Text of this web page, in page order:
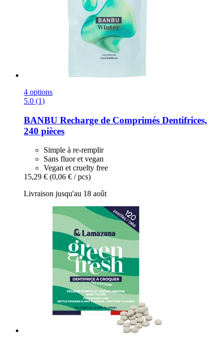
4 options
5.0 (1)
BANBU Recharge de Comprimés Dentifrices,
240 pièces
Simple à re-remplir
Sans fluor et vegan
Vegan et cruelty free
15,29 € (0,06 € / pcs)
Livraison jusqu'au 18 août